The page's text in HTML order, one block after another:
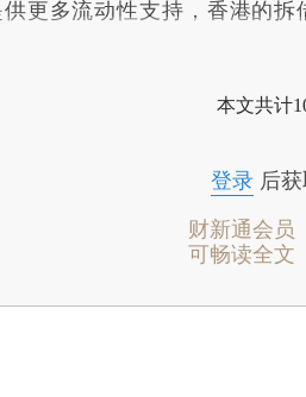
更多流动性支持，香港的
本文共计
登录后获
财新通会员
可畅读全文